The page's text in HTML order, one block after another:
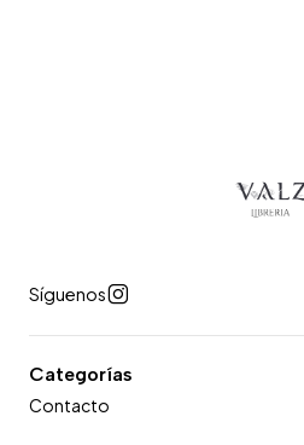
Síguenos
Categorías
Contacto